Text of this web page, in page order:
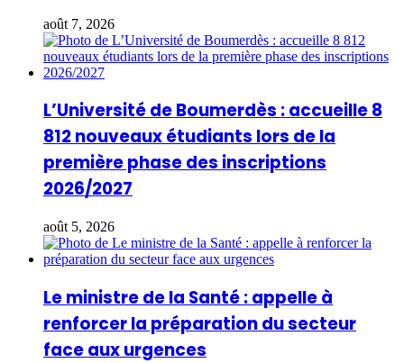
août 7, 2026
L’Université de Boumerdès : accueille 8
812 nouveaux étudiants lors de la
première phase des inscriptions
2026/2027
août 5, 2026
Le ministre de la Santé : appelle à
renforcer la préparation du secteur
face aux urgences